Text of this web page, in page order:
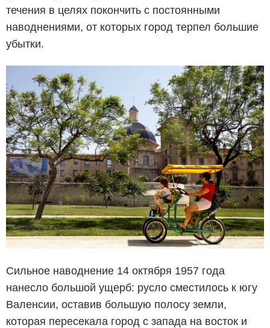
течения в целях покончить с постоянными
наводнениями, от которых город терпел большие
убытки.
Сильное наводнение 14 октября 1957 года
нанесло большой ущерб: русло сместилось к югу
Валенсии, оставив большую полосу земли,
которая пересекала город с запада на восток и